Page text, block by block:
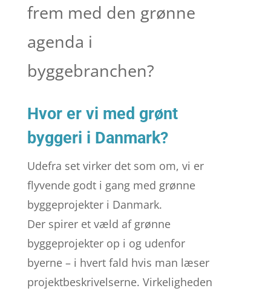
frem med den grønne
agenda i
byggebranchen?
Hvor er vi med grønt
byggeri i Danmark?
Udefra set virker det som om, vi er
flyvende godt i gang med grønne
byggeprojekter i Danmark.
Der spirer et væld af grønne
byggeprojekter op i og udenfor
byerne – i hvert fald hvis man læser
projektbeskrivelserne. Virkeligheden